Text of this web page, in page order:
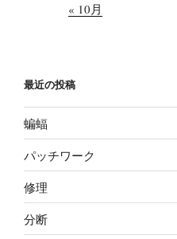
« 10月
最近の投稿
蝙蝠
パッチワーク
修理
分断